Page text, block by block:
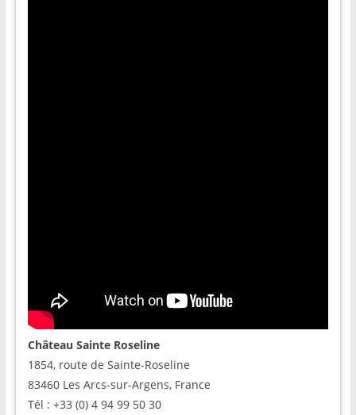
Château Sainte Roseline
1854, route de Sainte-Roseline
83460 Les Arcs-sur-Argens, France
Tél : +33 (0) 4 94 99 50 30